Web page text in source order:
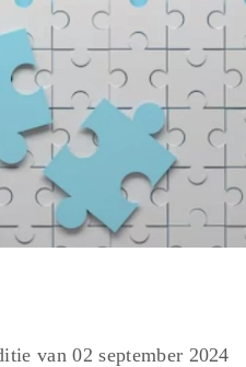
van 02 september 2024